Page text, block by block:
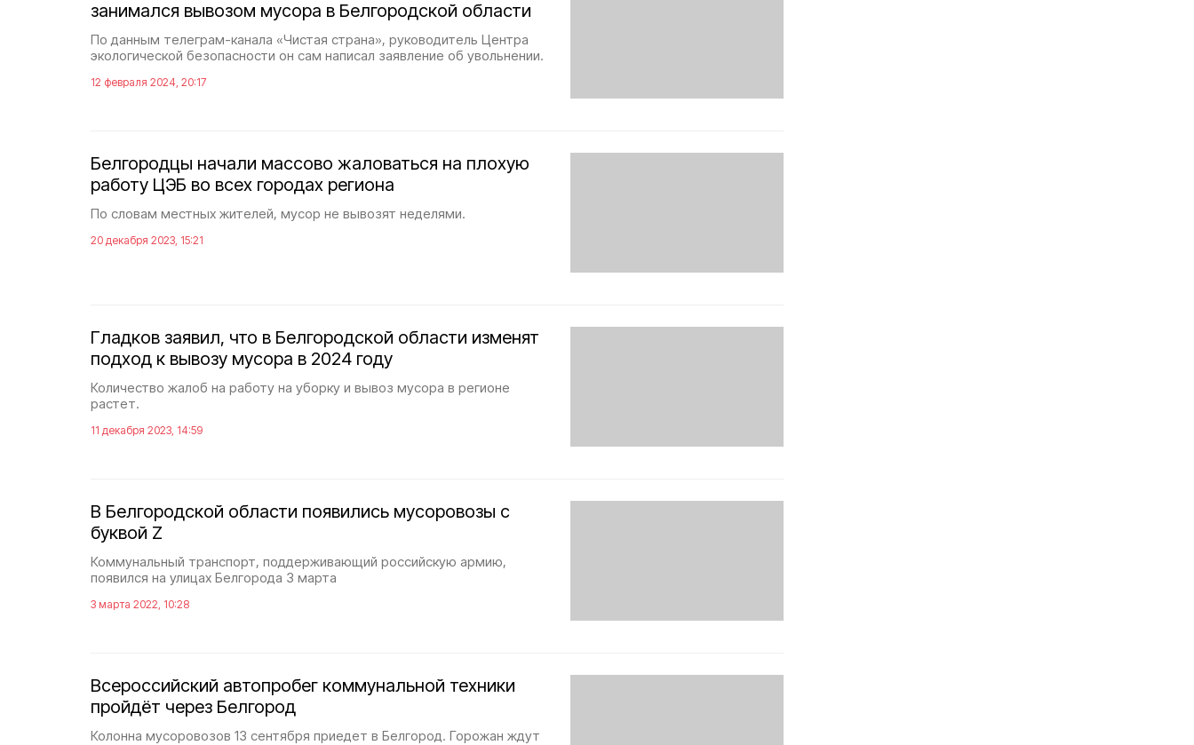
занимался вывозом мусора в Белгородской области
По данным телеграм-канала «Чистая страна», руководитель Центра
экологической безопасности он сам написал заявление об увольнении.
12 февраля 2024, 20:17
Белгородцы начали массово жаловаться на плохую
работу ЦЭБ во всех городах региона
По словам местных жителей, мусор не вывозят неделями.
20 декабря 2023, 15:21
Гладков заявил, что в Белгородской области изменят
подход к вывозу мусора в 2024 году
Количество жалоб на работу на уборку и вывоз мусора в регионе
растет.
11 декабря 2023, 14:59
В Белгородской области появились мусоровозы с
буквой Z
Коммунальный транспорт, поддерживающий российскую армию,
появился на улицах Белгорода 3 марта
3 марта 2022, 10:28
Всероссийский автопробег коммунальной техники
пройдёт через Белгород
Колонна мусоровозов 13 сентября приедет в Белгород. Горожан ждут